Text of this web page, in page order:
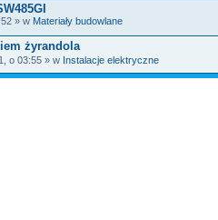
» w Materiały budowlane
żyrandola
o 03:55 » w Instalacje elektryczne